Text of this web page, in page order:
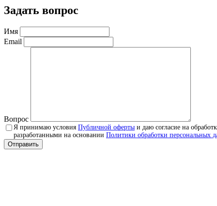
Задать вопрос
Имя
Email
Вопрос
Я принимаю условия Публичной оферты и даю согласие на
разработанными на основании Политики обработки персональных